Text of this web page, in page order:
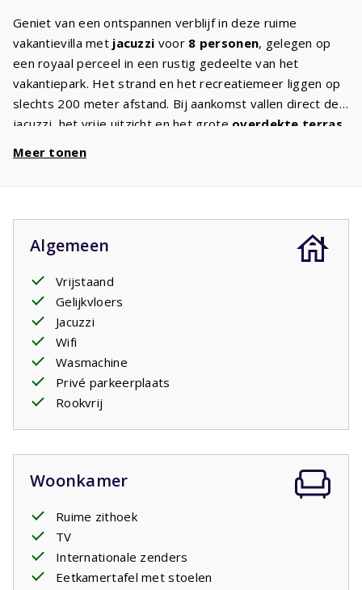
Geniet van een ontspannen verblijf in deze ruime
vakantievilla met jacuzzi voor 8 personen, gelegen op
een royaal perceel in een rustig gedeelte van het
vakantiepark. Het strand en het recreatiemeer liggen op
slechts 200 meter afstand. Bij aankomst vallen direct de
jacuzzi, het vrije uitzicht en het grote overdekte terras
vaatwasser, inductiekookplaat en oven. Aangrenzend
bevindt zich een bijkeuken met onder andere een
Dewoonkamerbeschikt over comfortabele zitplaatsen,
een tv metinternationale zenders
werkplek. De villa heeft drie ruime
voldoende kastruimte. Eén slaapkamer heeft twee
stapelbedden voor 4 personen, de tweede slaapkamer
biedt plaats aan 2 personen en de
beschikt over een eigen badkamer ensuite. Daarnaast zijn
er een tweede badkamer en een apart toilet aanwezig. In
De combinatie van ruimte, comfort, een jacuzzi en de
ligging vlak bij het water maakt deze villa een fijne plek
voor een vakantie met familie of vrienden.
Meer tonen
Algemeen
Vrijstaand
Gelijkvloers
Jacuzzi
Wifi
Wasmachine
Privé parkeerplaats
Rookvrij
Woonkamer
Ruime zithoek
TV
Internationale zenders
Eetkamertafel met stoelen